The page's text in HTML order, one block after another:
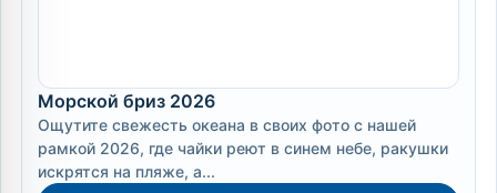
Морской бриз 2026
Ощутите свежесть океана в своих фото с нашей
рамкой 2026, где чайки реют в синем небе, ракушки
искрятся на пляже, а...